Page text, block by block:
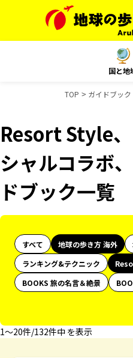
国と地
TOP ガイドブック
Resort Style
シャルコラボ
ドブック一覧
すべて 地球の歩き方 海外
ランキング&テクニック
BOOKS 旅の名言＆絶景
1〜20件/132件中 を表示